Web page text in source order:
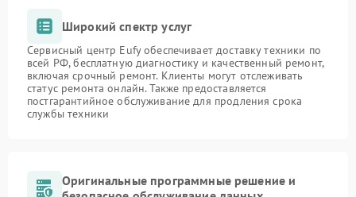
Широкий спектр услуг
Сервисный центр Eufy обеспечивает доставку техники по
всей РФ, бесплатную диагностику и качественный ремонт,
включая срочный ремонт. Клиенты могут отслеживать
статус ремонта онлайн. Также предоставляется
постгарантийное обслуживание для продления срока
службы техники
Оригинальные программные решение и